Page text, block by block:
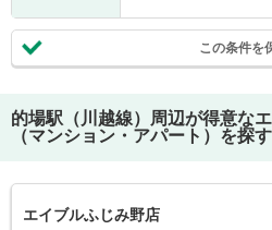
この条件を
的場駅（川越線）
周辺が得意な
（マンション・アパート）を探す
エイブルふじみ野店